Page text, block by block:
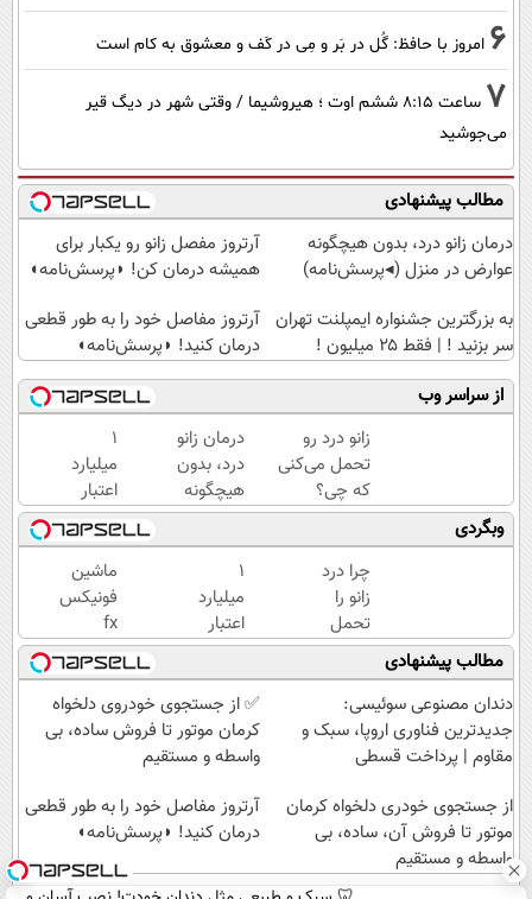
6 امروز با حافظ: گُل در بَر و مِی در کَف و معشوق به کام است
7
ساعت ۸:۱۵ ششم اوت ؛ هیروشیما / وقتی شهر در دیگ قیر
می‌جوشید
مطالب پیشنهادی
درمان زانو درد، بدون هیچگونه
عوارض در منزل (◂پرسش‌نامه)
آرتروز مفصل زانو رو یکبار برای
همیشه درمان کن! ◗پرسش‌نامه◖
به بزرگترین جشنواره ایمپلنت تهران
سر بزنید ! | فقط ۲۵ میلیون !
آرتروز مفاصل خود را به طور قطعی
درمان کنید! ◗پرسش‌نامه◖
از سراسر وب
زانو درد رو
تحمل می‌کنی
که چی؟
راه‌حلش
همین‌جاست!
درمان زانو
درد، بدون
هیچگونه
عوارض در
منزل
(◂پرسش‌نامه)
۱
میلیارد
اعتبار
خرید
طلا |
بدون
ضامن
و چک
وبگردی
چرا درد
زانو را
تحمل
می‌کنی؟
خیلی
ساده
درمنزل
درمانش
۱
میلیارد
اعتبار
خرید
طلا |
بدون
ضامن
و چک
ماشین
فونیکس
fx
خودتو
اینجا به
راحتی
بفروش
مطالب پیشنهادی
دندان مصنوعی سوئیسی:
جدیدترین فناوری اروپا، سبک و
مقاوم | پرداخت قسطی
✅ از جستجوی خودروی دلخواه
کرمان موتور تا فروش ساده، بی
واسطه و مستقیم
از جستجوی خودری دلخواه کرمان
موتور تا فروش آن، ساده، بی
واسطه و مستقیم
آرتروز مفاصل خود را به طور قطعی
درمان کنید! ◗پرسش‌نامه◖